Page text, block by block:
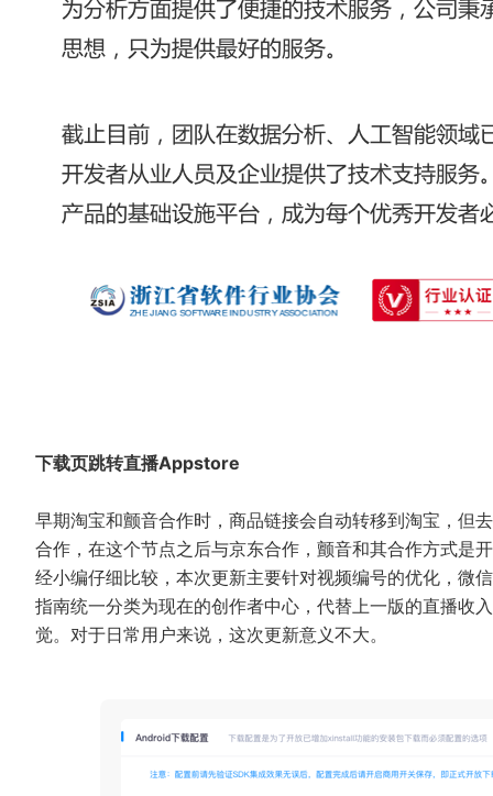
下载页跳转直播Appstore
早期淘宝和颤音合作时，商品链接会自动转移到淘宝，但
合作，在这个节点之后与京东合作，颤音和其合作方式是
经小编仔细比较，本次更新主要针对视频编号的优化，微
指南统一分类为现在的创作者中心，代替上一版的直播收
觉。对于日常用户来说，这次更新意义不大。